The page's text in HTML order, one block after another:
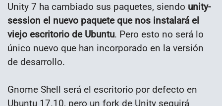
Unity 7 ha cambiado sus paquetes, siendo unity-
session el nuevo paquete que nos instalará el
viejo escritorio de Ubuntu. Pero esto no será lo
único nuevo que han incorporado en la versión
de desarrollo.
Gnome Shell será el escritorio por defecto en
Ubuntu 17.10, pero un fork de Unity seguirá